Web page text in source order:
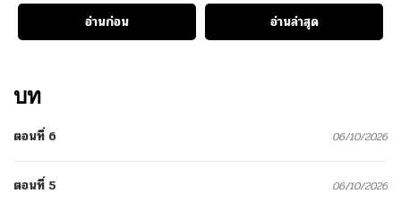
อ่านก่อน
อ่านล่าสุด
บท
ตอนที่ 6 06/10/2026
ตอนที่ 5 06/10/2026